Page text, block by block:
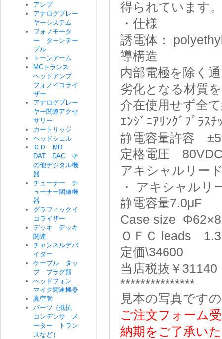
得られています。
・仕様
誘電体：
導構造
内部電極を除く
劣化となる材質を
介在使用せず全
ｴﾝｼﾞﾆｱﾘﾝｸﾞﾌﾟﾗｽ
静電容量許容
定格電圧 80VDC
アキシャルリー
・ アキシャルリ
静電容量7.0μF
Case size
ＯＦＣ leads
定価\34600
当店税抜￥31140
***************
見本の写真です
ご注文フォーム
納期をご了承い
アンプ
アナログプレー
ヤーシステム
フォノモータ
ー ターンテー
ブル
トーンアーム
MCトランス
ヘッドアンプ
フォノイコライ
ザー
アナログプレー
ヤー関連アクセ
サリー
カートリッジ
ヘッドシェル
ＣＤ MD
DAT DAC そ
の他デジタル機
器
チューナー チ
ューナー関連機
器
グラフィックイ
コライザー
デッキ デッキ
関連
チャンネルデバ
イダー
ケーブル タッ
プ プラグ類
ヘッドフォン
マイク関連機器
真空管
パーツ（抵抗
コンデンサ メ
ーター トラン
スなど）